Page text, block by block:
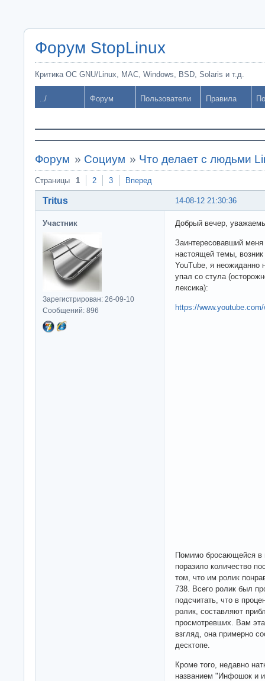
Форум StopLinux
Критика ОС GNU/Linux, MAC, Windows, BSD, Solaris и т.д.
../ Форум Пользователи Правила
Форум » Социум » Что делает с людьми
Страницы 1 2 3 Вперед
14-08-12 21:30:36
Tritus
Участник
Зарегистрирован: 26-09-10
Сообщений: 896
Добрый вечер,
Заинтересовавший
настоящей темы,
YouTube, я неожиданно
упал со стула
лексика):
https://
Помимо бросающейся в
поразило количество
том, что им ролик
738. Всего ролик был
подсчитать, что в
ролик, составляют
просмотревших. Вам
взгляд, она примерно
десктопе.
Кроме того, недавно
названием "Инфошок и